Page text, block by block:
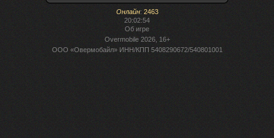
Онлайн: 2463
20:02:54
Об игре
Overmobile 2026, 16+
ООО «Овермобайл» ИНН/КПП 5408290672/540801001